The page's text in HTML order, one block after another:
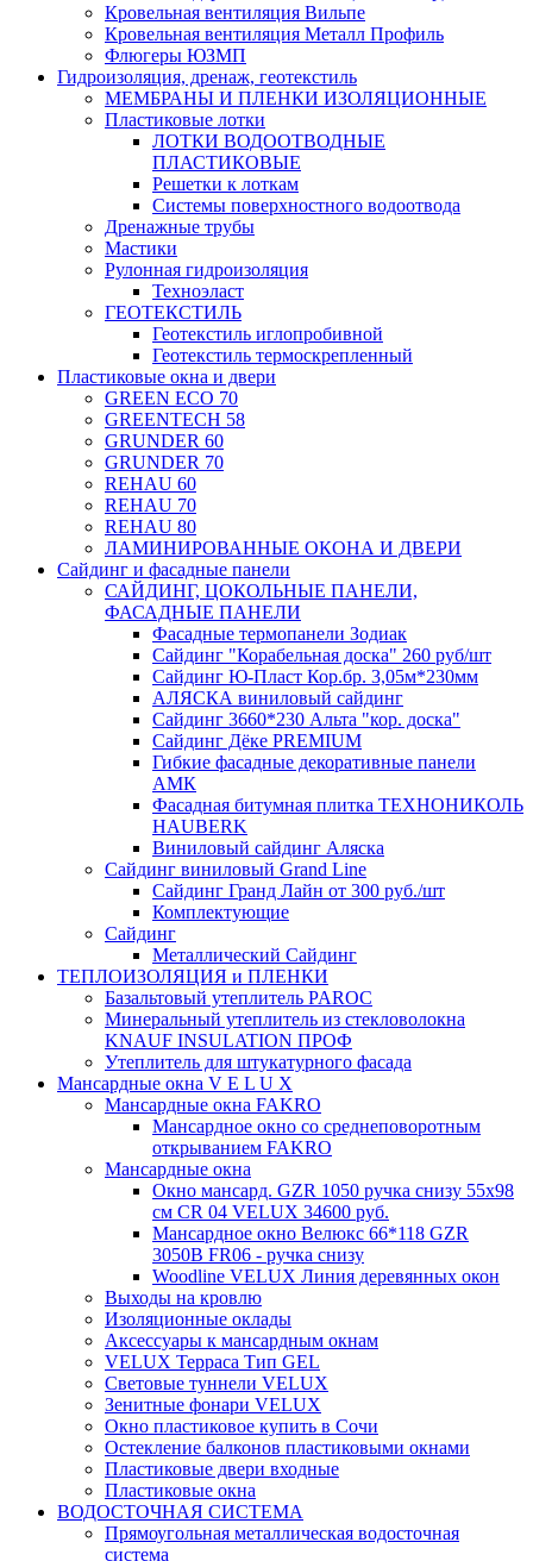
Кровельная вентиляция Вильпе
Кровельная вентиляция Металл Профиль
Флюгеры ЮЗМП
Гидроизоляция, дренаж, геотекстиль
МЕМБРАНЫ И ПЛЕНКИ ИЗОЛЯЦИОННЫЕ
Пластиковые лотки
ЛОТКИ ВОДООТВОДНЫЕ
ПЛАСТИКОВЫЕ
Решетки к лоткам
Системы поверхностного водоотвода
Дренажные трубы
Мастики
Рулонная гидроизоляция
Техноэласт
ГЕОТЕКСТИЛЬ
Геотекстиль иглопробивной
Геотекстиль термоскрепленный
Пластиковые окна и двери
GREEN ECO 70
GREENTECH 58
GRUNDER 60
GRUNDER 70
REHAU 60
REHAU 70
REHAU 80
ЛАМИНИРОВАННЫЕ ОКОНА И ДВЕРИ
Сайдинг и фасадные панели
САЙДИНГ, ЦОКОЛЬНЫЕ ПАНЕЛИ,
ФАСАДНЫЕ ПАНЕЛИ
Фасадные термопанели Зодиак
Сайдинг "Корабельная доска" 260 руб/шт
Сайдинг Ю-Пласт Кор.бр. 3,05м*230мм
АЛЯСКА виниловый сайдинг
Сайдинг 3660*230 Альта "кор. доска"
Сайдинг Дёке PREMIUM
Гибкие фасадные декоративные панели
АМК
Фасадная битумная плитка ТЕХНОНИКОЛЬ
HAUBERK
Виниловый сайдинг Аляска
Сайдинг виниловый Grand Line
Сайдинг Гранд Лайн от 300 руб./шт
Комплектующие
Сайдинг
Металлический Сайдинг
ТЕПЛОИЗОЛЯЦИЯ и ПЛЕНКИ
Базальтовый утеплитель PAROC
Минеральный утеплитель из стекловолокна
KNAUF INSULATION ПРОФ
Утеплитель для штукатурного фасада
Мансардные окна V E L U X
Мансардные окна FAKRO
Мансардное окно со среднеповоротным
открыванием FAKRO
Мансардные окна
Окно мансард. GZR 1050 ручка снизу 55х98
см CR 04 VELUX 34600 руб.
Мансардное окно Велюкс 66*118 GZR
3050B FR06 - ручка снизу
Woodline VELUX Линия деревянных окон
Выходы на кровлю
Изоляционные оклады
Аксессуары к мансардным окнам
VELUX Терраса Тип GEL
Световые туннели VELUX
Зенитные фонари VELUX
Окно пластиковое купить в Сочи
Остекление балконов пластиковыми окнами
Пластиковые двери входные
Пластиковые окна
ВОДОСТОЧНАЯ СИСТЕМА
Прямоугольная металлическая водосточная
система